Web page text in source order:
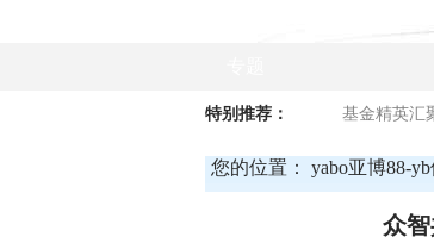
特别推荐： 基金精英汇
您的位置： yabo亚博88-
众